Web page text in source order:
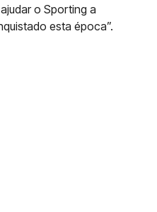
o Sporting a
esta época”.